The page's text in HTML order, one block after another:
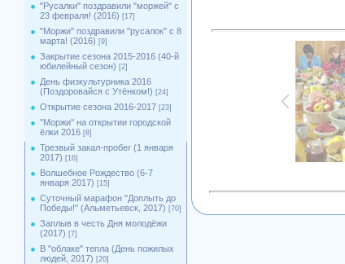
"Русалки" поздравили "моржей" с
23 февраля! (2016) [17]
"Моржи" поздравили "русалок" с 8
марта! (2016) [9]
Закрытие сезона 2015-2016 (40-й
юбилейный сезон) [2]
День физкультурника 2016
(Поздоровайся с Утёнком!) [24]
Открытие сезона 2016-2017 [23]
''Моржи'' на открытии городской
ёлки 2016 [8]
Трезвый закал-пробег (1 января
2017) [16]
Волшебное Рождество (6-7
января 2017) [15]
Суточный марафон "Доплыть до
Победы!" (Альметьевск, 2017) [70]
Заплыв в честь Дня молодёжи
(2017) [7]
В "облаке" тепла (День пожилых
людей, 2017) [20]